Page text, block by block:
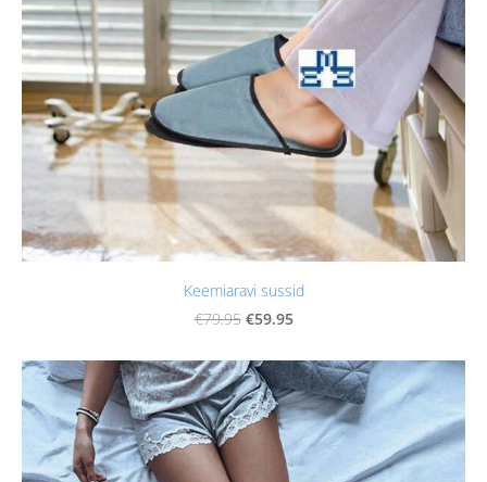
Keemiaravi sussid
€79.95 €59.95